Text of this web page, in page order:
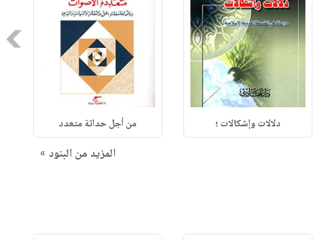
دلالات وإشكالات ؛ من أجل حداثة متعدد
المزيد من البنود »